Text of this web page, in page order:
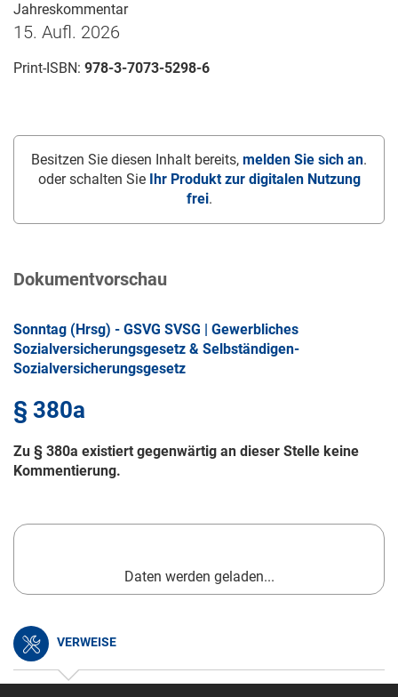
Jahreskommentar
15. Aufl. 2026
Print-ISBN: 978-3-7073-5298-6
Besitzen Sie diesen Inhalt bereits, melden Sie sich an.
oder schalten Sie
Ihr Produkt zur digitalen Nutzung
frei.
Dokumentvorschau
Sonntag (Hrsg) - GSVG SVSG | Gewerbliches
Sozialversicherungsgesetz & Selbständigen-
Sozialversicherungsgesetz
§ 380a
Zu § 380a existiert gegenwärtig an dieser Stelle keine
Kommentierung.
Daten werden geladen...
VERWEISE